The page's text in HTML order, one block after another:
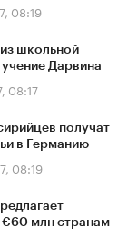
08:19
из школьной
Дарвина
08:17
получат
в Германию
08:19
€60 млн странам